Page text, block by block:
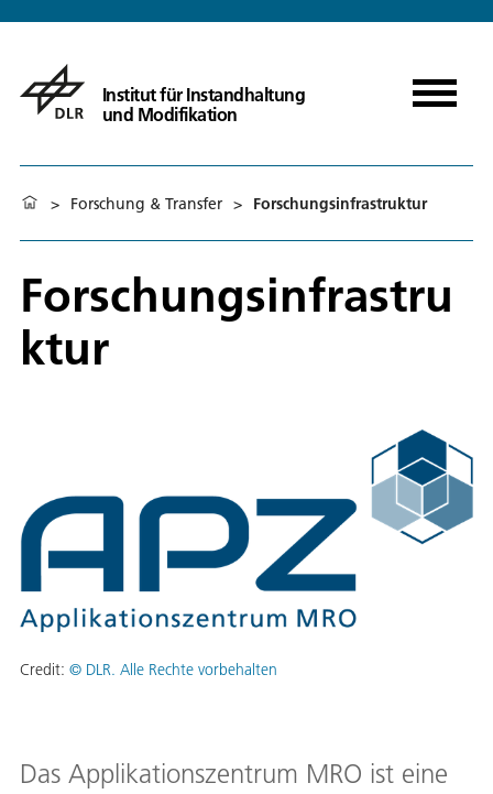
Institut für Instandhaltung
und Modifikation
> Forschung & Transfer > Forschungsinfrastruktur
Forschungsinfrastru
ktur
Credit: © DLR. Alle Rechte vorbehalten
Das Applikationszentrum MRO ist eine